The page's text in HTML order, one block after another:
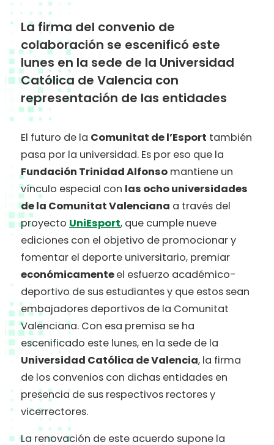
La firma del convenio de
colaboración se escenificó este
lunes en la sede de la Universidad
Católica de Valencia con
representación de las entidades
El futuro de la Comunitat de l’Esport también
pasa por la universidad. Es por eso que la
Fundación Trinidad Alfonso mantiene un
vínculo especial con las ocho universidades
de la Comunitat Valenciana a través del
proyecto UniEsport, que cumple nueve
ediciones con el objetivo de promocionar y
fomentar el deporte universitario, premiar
económicamenteel esfuerzo académico-
deportivo de sus estudiantes y que estos sean
embajadores deportivos de la Comunitat
Valenciana. Con esa premisa se ha
escenificado este lunes, en la sede de la
Universidad Católica de Valencia, la firma
de los convenios con dichas entidades en
presencia de sus respectivos rectores y
vicerrectores.
La renovación de este acuerdo supone la